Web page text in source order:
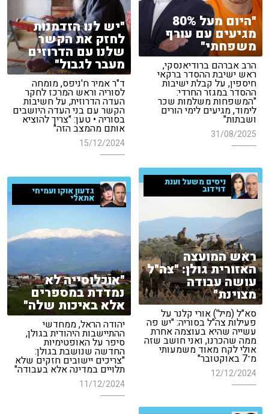
"היום מעל 80%
מגיעים עם עורף
משפחתי"
הרב אברהם ברודיאנסקי,
ראש ישיבת ההסדר ברקאי
חיספין, על קבלת ישיבות
ההסדר במגזר החרדי:
"המשפחות משלמות שכר
לימוד, מגיעים לימי הורים
ושבתות"
31/08/2025
"יש לנו הזדמנות
לחזק את הקשר
שלנו עם הדרוזים
מעבר לגבול"
ד"ר אמיר ח'ניפס, מומחה
לסוריה וראש המרכז לחקר
העדה הדרוזית, על חשיבות
הקשר עם בני העדה היושבים
בסוריה • טען: "צריך להוציא
אותם מהמצב הזה"
15/12/2024
ניסים משעל וענת
דוידוב
ראש המועצה
האזורית גולן: "צה"ל
עושה עבודה
מצוינת"
סא"ל (מיל') אורי קלנר על
פעילות צה"ל בסוריה: "יש פה
עשייה שהיא בעוצמה אחרת
ממה שהכרנו, ואני חושב שזה
אולי לקח מאוד משמעותי
מ־7 באוקטובר"
12/12/2024
גדעון אוקו ועמיחי
אתאלי
"אוכלוסייה לא
נמדדת במספרים
אלא באיכות שלה"
יהודה הראל, ממחדשי
ההתיישבות היהודית בגולן,
סיפר על האופטימיות
החדשה שנושבת בגולן:
"צריכים יישובים חזקים שלא
תלויים במדינה אלא בעבודה"
11/12/2024